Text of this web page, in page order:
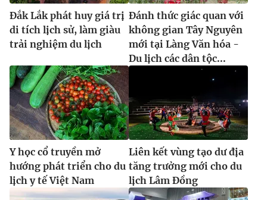
Đắk Lắk phát huy giá trị
di tích lịch sử, làm giàu
trải nghiệm du lịch
Đánh thức giác quan với
không gian Tây Nguyên
mới tại Làng Văn hóa -
Du lịch các dân tộc...
Y học cổ truyền mở
hướng phát triển cho du
lịch y tế Việt Nam
Liên kết vùng tạo dư địa
tăng trưởng mới cho du
lịch Lâm Đồng